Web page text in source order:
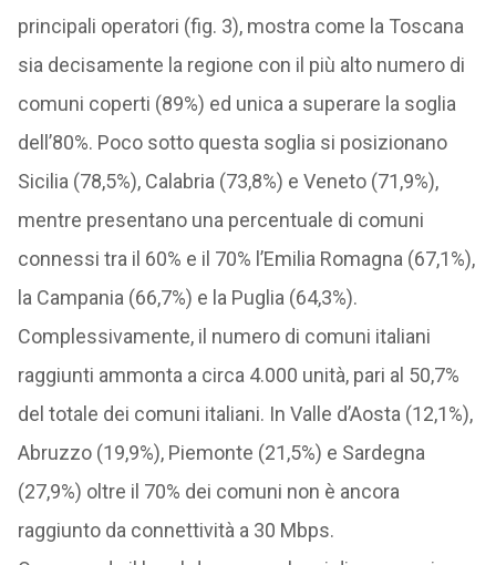
principali operatori (fig. 3), mostra come la Toscana
sia decisamente la regione con il più alto numero di
comuni coperti (89%) ed unica a superare la soglia
dell’80%. Poco sotto questa soglia si posizionano
Sicilia (78,5%), Calabria (73,8%) e Veneto (71,9%),
mentre presentano una percentuale di comuni
connessi tra il 60% e il 70% l’Emilia Romagna (67,1%),
la Campania (66,7%) e la Puglia (64,3%).
Complessivamente, il numero di comuni italiani
raggiunti ammonta a circa 4.000 unità, pari al 50,7%
del totale dei comuni italiani. In Valle d’Aosta (12,1%),
Abruzzo (19,9%), Piemonte (21,5%) e Sardegna
(27,9%) oltre il 70% dei comuni non è ancora
raggiunto da connettività a 30 Mbps.